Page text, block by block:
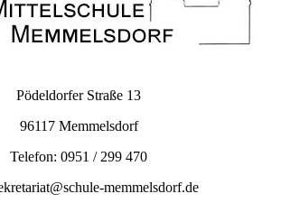
Pödeldorfer Straße 13
96117 Memmelsdorf
Telefon: 0951 / 299 470
memmelsdorf.de